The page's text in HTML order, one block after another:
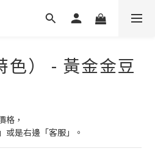
色） - 黃金金豆
格，
或是右邊「客服」。